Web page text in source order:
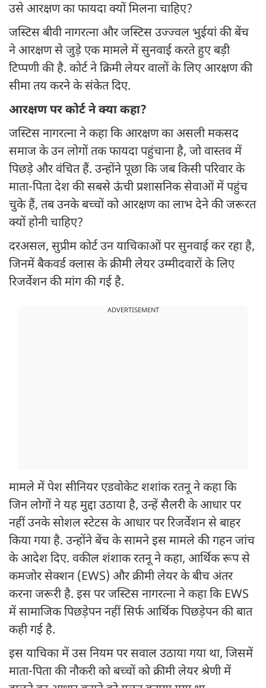
उसे आरक्षण का फायदा क्यों मिलना चाहिए?
जस्टिस बीवी नागरत्ना और जस्टिस उज्ज्वल भुईयां की बेंच
ने आरक्षण से जुड़े एक मामले में सुनवाई करते हुए बड़ी
टिप्पणी की है. कोर्ट ने क्रिमी लेयर वालों के लिए आरक्षण की
सीमा तय करने के संकेत दिए.
आरक्षण पर कोर्ट ने क्या कहा?
जस्टिस नागरत्ना ने कहा कि आरक्षण का असली मकसद
समाज के उन लोगों तक फायदा पहुंचाना है, जो वास्तव में
पिछड़े और वंचित हैं. उन्होंने पूछा कि जब किसी परिवार के
माता-पिता देश की सबसे ऊंची प्रशासनिक सेवाओं में पहुंच
चुके हैं, तब उनके बच्चों को आरक्षण का लाभ देने की जरूरत
क्यों होनी चाहिए?
दरअसल, सुप्रीम कोर्ट उन याचिकाओं पर सुनवाई कर रहा है,
जिनमें बैकवर्ड क्लास के क्रीमी लेयर उम्मीदवारों के लिए
रिजर्वेशन की मांग की गई है.
ADVERTISEMENT
मामले में पेश सीनियर एडवोकेट शशांक रतनू ने कहा कि
जिन लोगों ने यह मुद्दा उठाया है, उन्हें सैलरी के आधार पर
नहीं उनके सोशल स्टेटस के आधार पर रिजर्वेशन से बाहर
किया गया है. उन्होंने बेंच के सामने इस मामले की गहन जांच
के आदेश दिए. वकील शंशाक रतनू ने कहा, आर्थिक रूप से
कमजोर सेक्शन (EWS) और क्रीमी लेयर के बीच अंतर
करना जरूरी है. इस पर जस्टिस नागरत्ना ने कहा कि EWS
में सामाजिक पिछड़ेपन नहीं सिर्फ आर्थिक पिछड़ेपन की बात
कही गई है.
इस याचिका में उस नियम पर सवाल उठाया गया था, जिसमें
माता-पिता की नौकरी को बच्चों को क्रीमी लेयर श्रेणी में